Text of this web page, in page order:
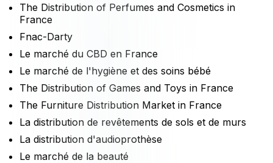
The Distribution of Perfumes and Cosmetics in
France
Fnac-Darty
Le marché du CBD en France
Le marché de l'hygiène et des soins bébé
The Distribution of Games and Toys in France
The Furniture Distribution Market in France
La distribution de revêtements de sols et de murs
La distribution d'audioprothèse
Le marché de la beauté